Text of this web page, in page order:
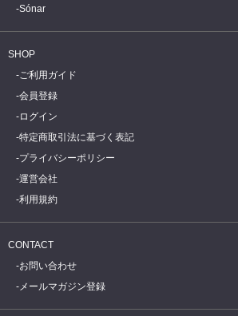
Sónar
SHOP
ご利用ガイド
会員登録
ログイン
特定商取引法に基づく表記
プライバシーポリシー
運営会社
利用規約
CONTACT
お問い合わせ
メールマガジン登録